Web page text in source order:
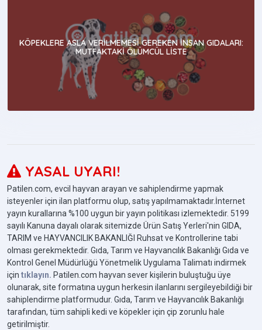
KÖPEKLERE ASLA VERILMEMESI GEREKEN İNSAN GIDALARI:
MUTFAKTAKI ÖLÜMCÜL LISTE
YASAL UYARI!
Patilen.com, evcil hayvan arayan ve sahiplendirme yapmak
isteyenler için ilan platformu olup, satış yapılmamaktadır.İnternet
yayın kurallarına %100 uygun bir yayın politikası izlemektedir. 5199
sayılı Kanuna dayalı olarak sitemizde Ürün Satış Yerleri'nin GIDA,
TARIM ve HAYVANCILIK BAKANLIĞI Ruhsat ve Kontrollerine tabi
olması gerekmektedir. Gıda, Tarım ve Hayvancılık Bakanlığı Gıda ve
Kontrol Genel Müdürlüğü Yönetmelik Uygulama Talimatı indirmek
için tıklayın. Patilen.com hayvan sever kişilerin buluştuğu üye
olunarak, site formatına uygun herkesin ilanlarını sergileyebildiği bir
sahiplendirme platformudur. Gıda, Tarım ve Hayvancılık Bakanlığı
tarafından, tüm sahipli kedi ve köpekler için çip zorunlu hale
getirilmiştir.